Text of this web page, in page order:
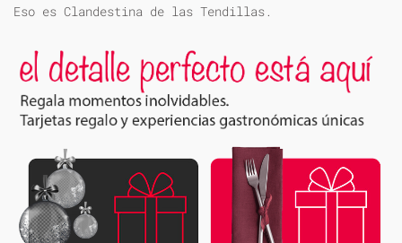
Eso es Clandestina de las Tendillas.